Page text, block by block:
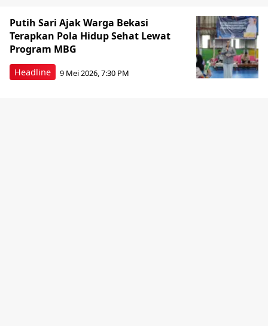
Headline
Putih Sari Ajak Warga Bekasi
Terapkan Pola Hidup Sehat Lewat
Program MBG
9 Mei 2026, 7:30 PM